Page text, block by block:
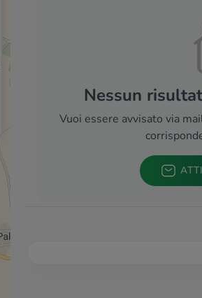
Nessun
Vuoi essere avvisato via